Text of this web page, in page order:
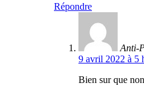
Répondre
Anti-
9 avril 2022 à 5
Bien sur que